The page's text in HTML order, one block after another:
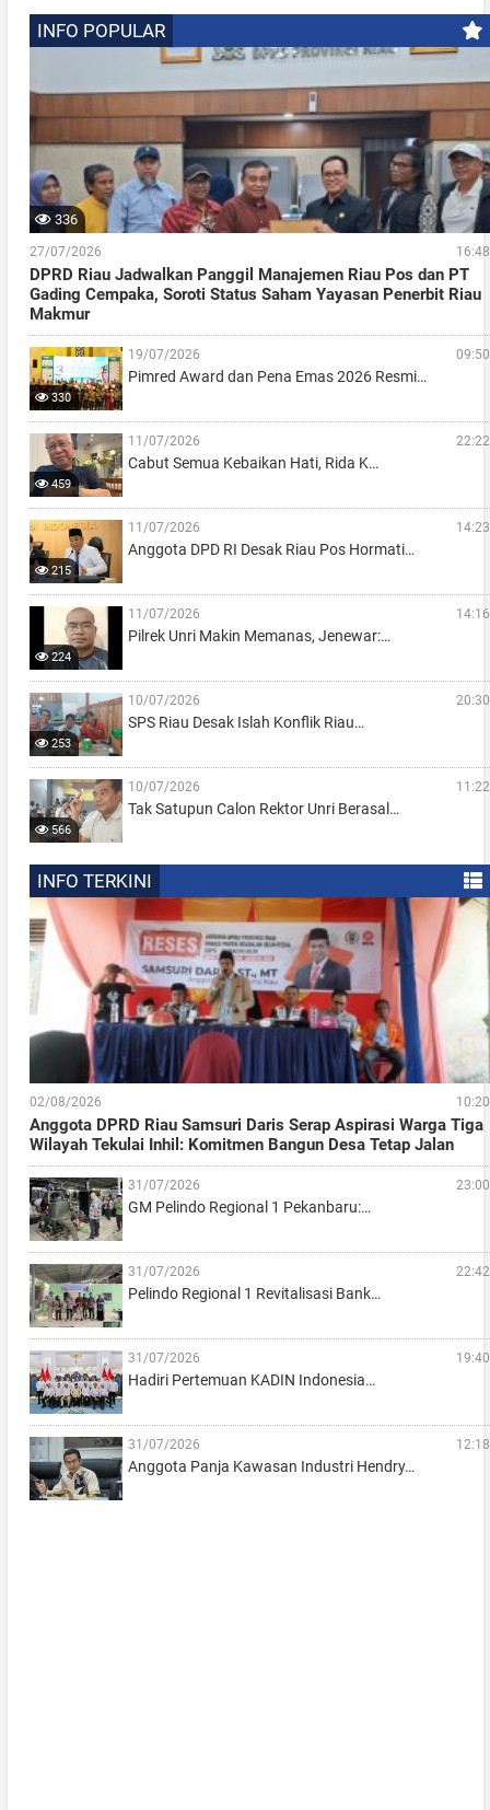
INFO POPULAR
336
27/07/2026 16:48
DPRD Riau Jadwalkan Panggil Manajemen Riau Pos dan PT
Gading Cempaka, Soroti Status Saham Yayasan Penerbit Riau
Makmur
330
19/07/2026 09:50
Pimred Award dan Pena Emas 2026 Resmi…
459
11/07/2026 22:22
Cabut Semua Kebaikan Hati, Rida K…
215
11/07/2026 14:23
Anggota DPD RI Desak Riau Pos Hormati…
224
11/07/2026 14:16
Pilrek Unri Makin Memanas, Jenewar:…
253
10/07/2026 20:30
SPS Riau Desak Islah Konflik Riau…
566
10/07/2026 11:22
Tak Satupun Calon Rektor Unri Berasal…
INFO TERKINI
02/08/2026 10:20
Anggota DPRD Riau Samsuri Daris Serap Aspirasi Warga Tiga
Wilayah Tekulai Inhil: Komitmen Bangun Desa Tetap Jalan
31/07/2026 23:00
GM Pelindo Regional 1 Pekanbaru:…
31/07/2026 22:42
Pelindo Regional 1 Revitalisasi Bank…
31/07/2026 19:40
Hadiri Pertemuan KADIN Indonesia…
31/07/2026 12:18
Anggota Panja Kawasan Industri Hendry…